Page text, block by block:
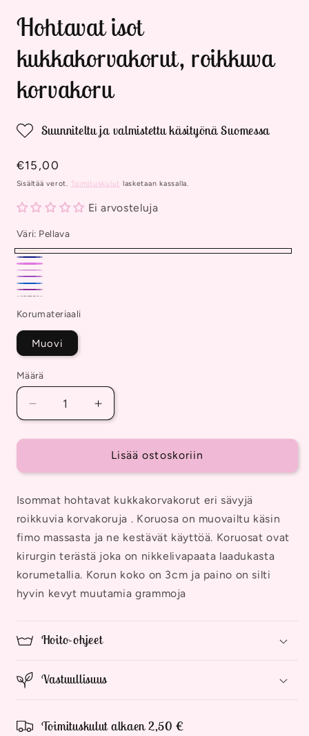
Hohtavat isot
kukkakorvakorut, roikkuva
korvakoru
Suunniteltu ja valmistettu käsityönä Suomessa
Normaalihinta
€15,00
Sisältää verot. Toimituskulut lasketaan kassalla.
Ei arvosteluja
Väri: Pellava
Pellava
Tummansininen
Pinkki
Helmiäispinkki
Violetti
Sininen
Purppura
Korumateriaali
Muovi
Määrä
Vähennä
tuotteen
Hohtavat
kukkakorvakorut,
korvakoru
määrää
Lisää
tuotteen
Hohtavat
isot
kukkakorvakorut,
korvakoru
määrää
Lisää ostoskoriin
Isommat hohtavat kukkakorvakorut eri sävyjä
roikkuvia korvakoruja . Koruosa on muovailtu käsin
fimo massasta ja ne kestävät käyttöä. Koruosat ovat
kirurgin terästä joka on nikkelivapaata laadukasta
korumetallia. Korun koko on 3cm ja paino on silti
hyvin kevyt muutamia grammoja
Hoito-ohjeet
Vastuullisuus
Toimituskulut alkaen 2,50 €